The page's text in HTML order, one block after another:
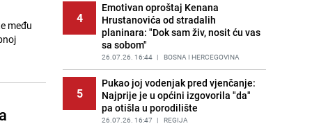
među
15
Konakoviću stigle "nevjerovatne
poruke" iz HDZ-a: "Ne šalim se"
PRIJE OKO 23H | BOSNA I HERCEGOVINA
4
Emotivan oproštaj Kenana
Hrustanovića od stradalih
planinara: "Dok sam živ, nosit ću vas
sa sobom"
26.07.26. 16:44 | BOSNA I HERCEGOVINA
5
Pukao joj vodenjak pred vjenčanje:
Najprije je u općini izgovorila "da"
pa otišla u porodilište
26.07.26. 16:47 | REGIJA